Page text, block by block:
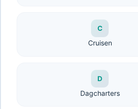
C
Cruisen
D
Dagcharters